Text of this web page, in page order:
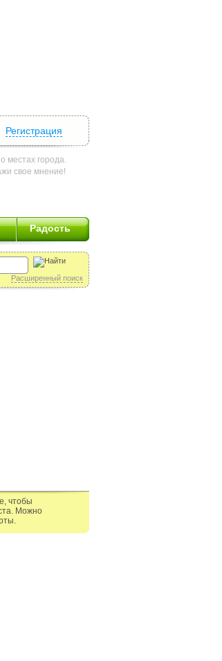
Регистрация
местах города.
свое мнение!
Радость
Расширенный поиск
чтобы
Можно